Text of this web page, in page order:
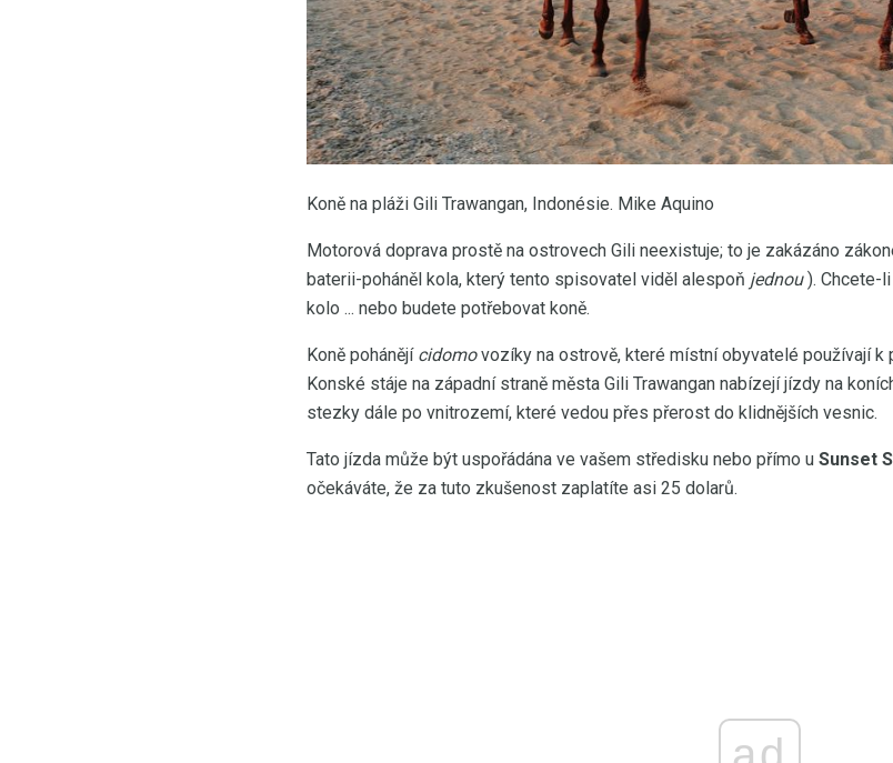
Koně na pláži Gili Trawangan, Indonésie. Mike Aquino
Motorová doprava prostě na ostrovech Gili neexistuje; to je zakázáno
baterii-poháněl kola, který tento spisovatel viděl alespoň jednou). Chcete-li
kolo ... nebo budete potřebovat koně.
Koně pohánějí cidomovozíky na ostrově, které místní obyvatelé používají k
Konské stáje na západní straně města Gili Trawangan nabízejí jízdy na
stezky dále po vnitrozemí, které vedou přes přerost do klidnějších vesnic.
Tato jízda může být uspořádána ve vašem středisku nebo přímo u Sunset
očekáváte, že za tuto zkušenost zaplatíte asi 25 dolarů.